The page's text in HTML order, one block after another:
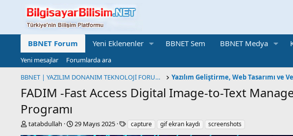
BBNET Forum Yeni Eklenenler BBNET Sem BBNET Medya
Yeni mesajlar
Forumlarda ara
BBNET | YAZILIM DONANIM TEKNOLOJİ FORUMU
FADIM -Fast Access Digital Image-to-Text
Programı
K
tatabdullah
B
29 Mayıs 2025
E capture gif ekran kaydı screenshots